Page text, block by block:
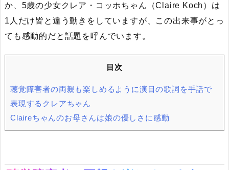
か、5歳の少女クレア・コッホちゃん（Claire Koch）は
1人だけ皆と違う動きをしていますが、この出来事がとっ
ても感動的だと話題を呼んでいます。
目次
聴覚障害者の両親も楽しめるように演目の歌詞を手話で
表現するクレアちゃん
Claireちゃんのお母さんは娘の優しさに感動